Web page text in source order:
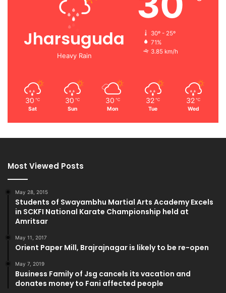
Jharsuguda
Heavy Rain
30º - 25º
71%
3.85 km/h
30 ℃
Sat
30 ℃
Sun
30 ℃
Mon
32 ℃
Tue
32 ℃
Wed
Most Viewed Posts
May 28, 2015
Students of Swayambhu Martial Arts Academy Excels
in SCKFI National Karate Championship held at
Amritsar
May 11, 2017
Orient Paper Mill, Brajrajnagar is likely to be re-open
May 7, 2019
Business Family of Jsg cancels its vacation and
donates money to Fani affected people